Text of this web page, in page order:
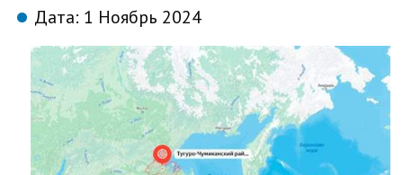
Дата: 1 Ноябрь 2024